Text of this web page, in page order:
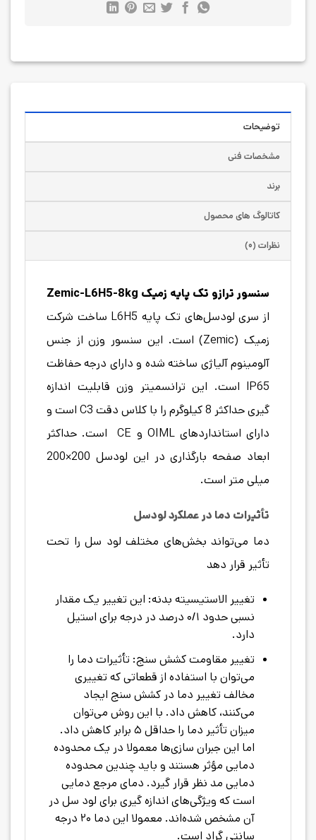
توضیحات
مشخصات فنی
برند
کاتالوگ های محصول
نظرات (۰)
سنسور ترازو تک پایه زمیک Zemic-L6H5-8kg
از سری لودسل‌های تک پایه L6H5 ساخت شرکت
زمیک (Zemic) است. این سنسور وزن از جنس
آلومینوم آلیاژی ساخته شده و دارای درجه حفاظت
IP65 است. این ترانسمیتر وزن قابلیت اندازه
گیری حداکثر 8 کیلوگرم را با کلاس دقت C3 است و
دارای استانداردهای OIML و CE است. حداکثر
ابعاد صفحه بارگذاری در این لودسل 200×200
میلی متر است.
تأثیرات دما در عملکرد لودسل
دما می‌تواند بخش‌های مختلف لود سل را تحت
تأثیر قرار دهد
تغییر الاستیسیته بدنه: این تغییر یک مقدار
نسبی حدود ۰/۱ درصد در درجه برای استیل
دارد.
تغییر مقاومت کشش سنج: تأثیرات دما را
می‌توان با استفاده از قطعاتی که تغییری
مخالف تغییر دما در کشش سنج ایجاد
می‌کنند، کاهش داد. با این روش می‌توان
میزان تأثیر دما را حداقل ۵ برابر کاهش داد.
اما این جبران سازی‌ها معمولا در یک محدوده
دمایی مؤثر هستند و باید چندین محدوده
دمایی مد نظر قرار گیرد. دمای مرجع دمایی
است که ویژگی‌های اندازه گیری برای لود سل در
آن مشخص شده‌اند. معمولا این دما ۲۰ درجه
سانتی گراد است.